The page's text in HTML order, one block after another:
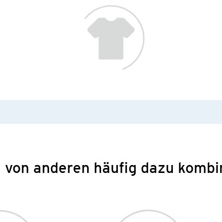
von anderen häufig dazu